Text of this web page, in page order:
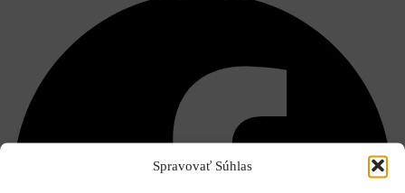
Spravovať Súhlas